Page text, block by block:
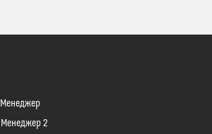
Менеджер
Менеджер 2